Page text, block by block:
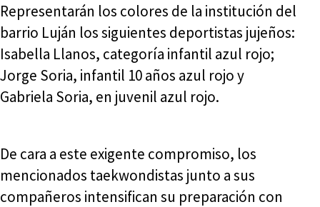
Representarán los colores de la institución del
barrio Luján los siguientes deportistas jujeños:
Isabella Llanos, categoría infantil azul rojo;
Jorge Soria, infantil 10 años azul rojo y
Gabriela Soria, en juvenil azul rojo.
De cara a este exigente compromiso, los
mencionados taekwondistas junto a sus
compañeros intensifican su preparación con